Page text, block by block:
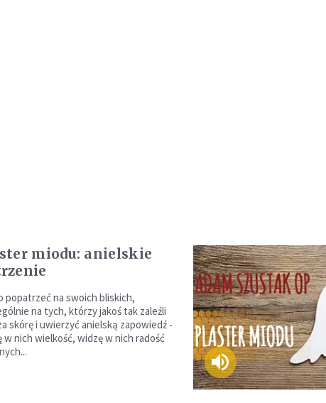
miodu: anielskie
popatrzeć na swoich bliskich,
na tych, którzy jakoś tak zaleźli
skórę i uwierzyć anielską zapowiedź -
w nich wielkość, widzę w nich radość